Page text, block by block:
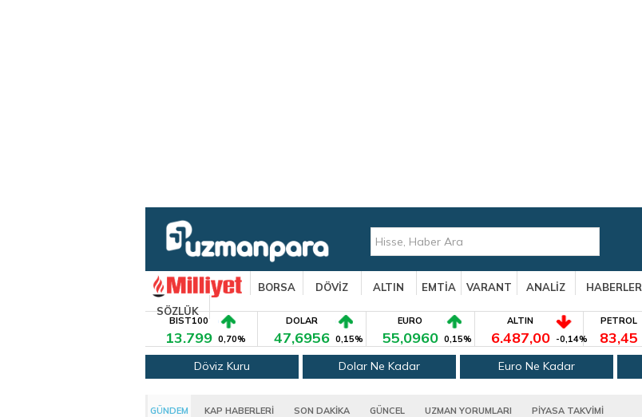
BORSA DÖVİZ ALTIN EMTİA VARANT ANALİZ HABERLER
SÖZLÜK
BIST100
13.799 0,70%
DOLAR
47,6956 0,15%
EURO
55,0960 0,15%
ALTIN
6.487,00 -0,14%
PETROL
83,45
Döviz Kuru Dolar Ne Kadar Euro Ne Kadar
GÜNDEM KAP HABERLERİ SON DAKİKA GÜNCEL UZMAN YORUMLARI PİYASA TAKVİMİ